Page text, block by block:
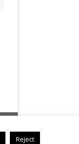
Reject